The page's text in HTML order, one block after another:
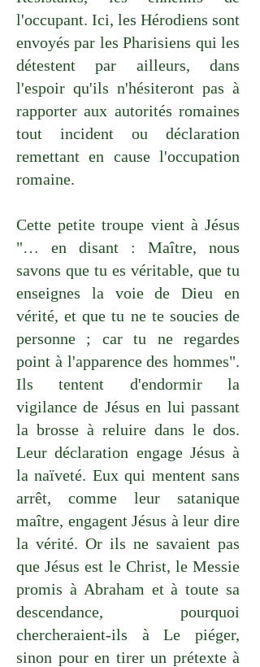
l'occupant. Ici, les Hérodiens sont
envoyés par les Pharisiens qui les
détestent par ailleurs, dans
l'espoir qu'ils n'hésiteront pas à
rapporter aux autorités romaines
tout incident ou déclaration
remettant en cause l'occupation
romaine.
Cette petite troupe vient à Jésus
"… en disant : Maître, nous
savons que tu es véritable, que tu
enseignes la voie de Dieu en
vérité, et que tu ne te soucies de
personne ; car tu ne regardes
point à l'apparence des hommes".
Ils tentent d'endormir la
vigilance de Jésus en lui passant
la brosse à reluire dans le dos.
Leur déclaration engage Jésus à
la naïveté. Eux qui mentent sans
arrêt, comme leur satanique
maître, engagent Jésus à leur dire
la vérité. Or ils ne savaient pas
que Jésus est le Christ, le Messie
promis à Abraham et à toute sa
descendance, pourquoi
chercheraient-ils à Le piéger,
sinon pour en tirer un prétexte à